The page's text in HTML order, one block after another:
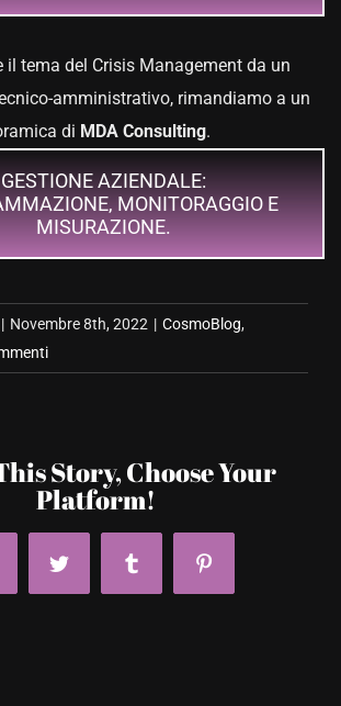
il tema del Crisis Management da un
amministrativo, rimandiamo a un
di MDA Consulting.
GESTIONE AZIENDALE:
MONITORAGGIO E
MISURAZIONE.
| Novembre 8th, 2022 | CosmoBlog,
Story, Choose Your
Platform!
Twitter Tumblr Pinterest